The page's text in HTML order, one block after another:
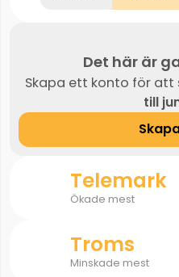
Det här är
Skapa ett konto för att
till
Telemark
Ökade mest
Troms
Minskade mest